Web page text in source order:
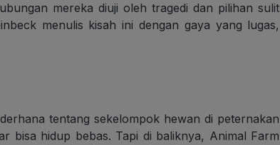
mereka diuji oleh tragedi dan pilihan sulit
menulis kisah ini dengan gaya yang lugas,
tentang sekelompok hewan di peternakan
bisa hidup bebas. Tapi di baliknya, Animal Farm